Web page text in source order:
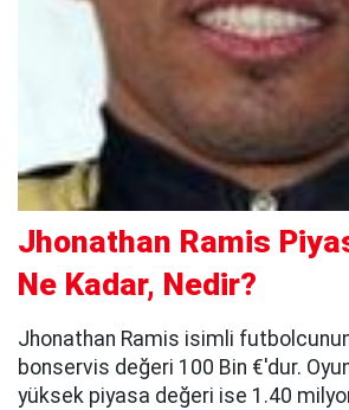
Jhonathan Ramis
Ne Kadar, Nedir?
Jhonathan Ramis isimli
bonservis değeri 100 Bin €'dur.
yüksek piyasa değeri ise 1.40